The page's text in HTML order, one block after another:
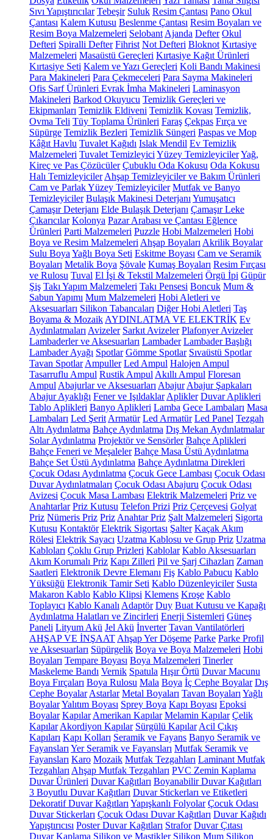
Sıvı Yapıştırıcılar Tebeşir Suluk Resim Çantası Pano Okul
Çantası Kalem Kutusu Beslenme Çantası Resim Boyaları ve
Resim Boya Malzemeleri Selobant Ajanda Defter Okul
Defteri Spiralli Defter Fihrist Not Defteri Bloknot Kırtasiye
Malzemeleri Masaüstü Gereçleri Kırtasiye Kağıt Ürünleri
Kırtasiye Seti Kalem ve Yazı Gereçleri Koli Bandı Makinesi
Para Makineleri Para Çekmeceleri Para Sayma Makineleri
Ofis Sarf Ürünleri Evrak İmha Makineleri Laminasyon
Makineleri Barkod Okuyucu Temizlik Gereçleri ve
Ekipmanları Temizlik Eldiveni Temizlik Kovası Temizlik,
Ovma Teli Tüy Toplama Ürünleri Faraş Çekpas Fırça ve
Süpürge Temizlik Bezleri Temizlik Süngeri Paspas ve Mop
Kâğıt Havlu Tuvalet Kağıdı Islak Mendil Ev Temizlik
Malzemeleri Tuvalet Temizleyici Yüzey TemizleyicilerYağ,
Kireç ve Pas Çözücüler Çubuklu Oda Kokusu Oda Kokusu
Halı Temizleyiciler Ahşap Temizleyiciler ve Bakım Ürünleri
Cam ve Parlak Yüzey Temizleyiciler Mutfak ve Banyo
Temizleyiciler Bulaşık Makinesi Deterjanı Yumuşatıcı
Çamaşır Deterjanı Elde Bulaşık Deterjanı Çamaşır Leke
Çıkarıcılar Kolonya Pazar Arabası ve Çantası Eğlence
Ürünleri Parti Malzemeleri Puzzle Hobi Malzemeleri Hobi
Boya ve Resim Malzemeleri Ahşap Boyaları Akrilik Boyalar
Sulu Boya Yağlı Boya Seti Eskitme Boyası Cam ve Seramik
Boyaları Metalik Boya Şövale Kumaş Boyaları Resim Fırçası
ve Rulosu Tuval El İşi & Tekstil Malzemeleri Örgü İpi Güpür
Şiş Takı Yapım Malzemeleri Takı Pensesi Boncuk Mum &
Sabun Yapımı Mum Malzemeleri Hobi Aletleri ve
Aksesuarları Silikon Tabancaları Diğer Hobi Aletleri Taş
Boyama & Mozaik AYDINLATMA VE ELEKTRİK Ev
Aydınlatmaları Avizeler Sarkıt Avizeler Plafonyer Avizeler
Lambaderler ve Aksesuarları Lambader Lambader Başlığı
Lambader Ayağı Spotlar Gömme Spotlar Sıvaüstü Spotlar
Tavan Spotlar Ampuller Led Ampul Halojen Ampul
Tasarruflu Ampul Rustik Ampul Akıllı Ampul Floresan
Ampul Abajurlar ve Aksesuarları Abajur Abajur Şapkaları
Abajur Ayaklığı Fener ve Işıldaklar Aplikler Duvar Aplikleri
Tablo Aplikleri Banyo Aplikleri Lamba Gece Lambaları Masa
Lambaları Led Şerit Armatür Led Armatür Led Panel Tezgah
Altı Aydınlatma Bahçe Aydınlatma Dış Mekan Aydınlatmalar
Solar Aydınlatma Projektör ve Sensörler Bahçe Aplikleri
Bahçe Feneri ve Meşaleler Bahçe Masa Üstü Aydınlatma
Bahçe Set Üstü Aydınlatma Bahçe Aydınlatma Direkleri
Çocuk Odası Aydınlatma Çocuk Gece Lambası Çocuk Odası
Duvar Aydınlatmaları Çocuk Odası Abajuru Çocuk Odası
Avizesi Çocuk Masa Lambası Elektrik Malzemeleri Priz ve
Anahtarlar Priz Kutusu Telefon Prizi Priz Çerçevesi Golyat
Priz Nümeris Priz Priz Anahtar Priz Şalt Malzemeleri Sigorta
Kutusu Kontaktör Elektrik Sigortası Şalter Kaçak Akım
Rölesi Elektrik Sayacı Uzatma Kablosu ve Grup Priz Uzatma
Kabloları Çoklu Grup Prizleri Kablolar Kablo Aksesuarları
Akım Korumalı Priz Kapı Zilleri Pil ve Şarj Cihazları Zaman
Saatleri Elektronik Devre Elemanı Fiş Kablo Pabucu Kablo
Yüksüğü Elektronik Tamir Seti Kablo Düzenleyiciler Susta
Makaron Kablo Kablo Klipsi Klemens Kroşe Kablo
Toplayıcı Kablo Kanalı Adaptör Duy Buat Kutusu ve Kapağı
Aydınlatma Halatları ve Zincirleri Enerji Sistemleri Güneş
Paneli Lityum Akü Jel Akü İnverter Tavan Vantilatörleri
AHŞAP VE İNŞAAT Ahşap Yer Döşeme Parke Parke Profil
ve Aksesuarları Süpürgelik Boya ve Boya Malzemeleri Hobi
Boyaları Tempare Boyası Boya Malzemeleri Tinerler
Maskeleme Bandı Vernik Spatula Hışır Örtü Duvar Macunu
Boya Fırçaları Boya Rulosu Mala Boya İç Cephe Boyalar Dış
Cephe Boyalar Astarlar Metal Boyaları Tavan Boyaları Yağlı
BoyalarYalıtım Boyası Sprey Boya Kapı Boyası Epoksi
Boyalar Kapılar Amerikan Kapılar Melamin Kapılar Çelik
Kapılar Akordiyon Kapılar Sürgülü Kapılar Acil Çıkış
Kapıları Kapı Kolları Seramik ve Fayans Banyo Seramik ve
Fayansları Yer Seramik ve Fayansları Mutfak Seramik ve
Fayansları Karo Mozaik Mutfak Tezgahları Laminant Mutfak
Tezgahları Ahşap Mutfak Tezgahları PVC Zemin Kaplama
Duvar Ürünleri Duvar Kağıtları Boyanabilir Duvar Kağıtları
3 Boyutlu Duvar Kağıtları Duvar Stickerları ve Etiketleri
Dekoratif Duvar Kağıtları Yapışkanlı Folyolar Çocuk Odası
Duvar Stickerları Çocuk Odası Duvar Kağıtları Duvar Kağıdı
Yapıştırıcısı Poster Duvar Kağıtları Strafor Duvar Çıtası
Duvar Kaplama Silikon ve Mastikler Silikon Mum Silikon